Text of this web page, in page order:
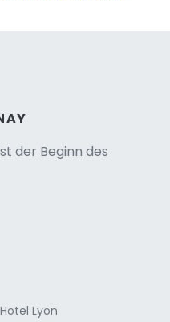
der Beginn des
Hotel Lyon